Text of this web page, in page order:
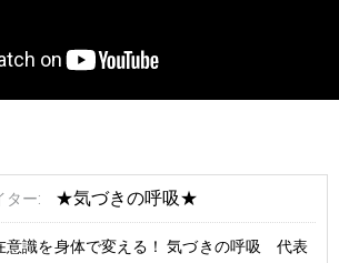
ター: ★気づきの呼吸★
意識を身体で変える！ 気づきの呼吸 代表